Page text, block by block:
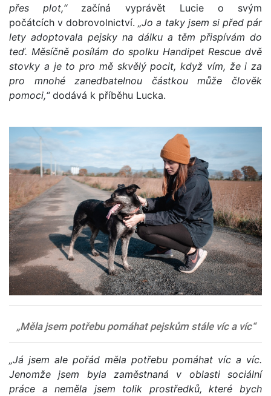
přes plot,“ začíná vyprávět Lucie o svým
počátcích v dobrovolnictví.„Jo a taky jsem si před pár
lety adoptovala pejsky na dálku a těm přispívám do
teď. Měsíčně posílám do spolku Handipet Rescue dvě
stovky a je to pro mě skvělý pocit, když vím, že i za
pro mnohé zanedbatelnou částkou může člověk
pomoci,“dodává k příběhu Lucka.
„Měla jsem potřebu pomáhat pejskům stále víc a víc“
„Já jsem ale pořád měla potřebu pomáhat víc a víc.
Jenomže jsem byla zaměstnaná v oblasti sociální
práce a neměla jsem tolik prostředků, které bych